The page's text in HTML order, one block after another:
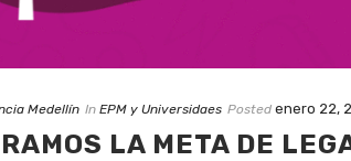
Medellín In EPM y Universidaes Posted enero 22,
LA META DE